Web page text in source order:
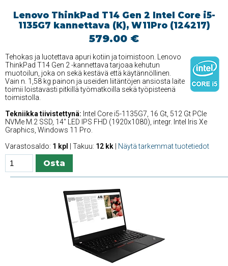
Lenovo ThinkPad T14 Gen 2 Intel Core i5-
1135G7 kannettava (K), W11Pro (124217)
579.00 €
Tehokas ja luotettava apuri kotiin ja toimistoon. Lenovo
ThinkPad T14 Gen 2 -kannettava tarjoaa kehutun
muotoilun, joka on sekä kestävä että käytännöllinen.
Vain n. 1,58 kg painon ja useiden liitäntöjen ansiosta laite
toimii loistavasti pitkillä työmatkoilla sekä työpisteenä
toimistolla.
Tekniikka tiivistettynä: Intel Core i5-1135G7, 16 Gt, 512 Gt PCIe
NVMe M.2 SSD, 14'' LED IPS FHD (1920x1080), integr. Intel Iris Xe
Graphics, Windows 11 Pro.
Varastosaldo: 1 kpl | Takuu: 12 kk Näytä tarkemmat tuotetiedot